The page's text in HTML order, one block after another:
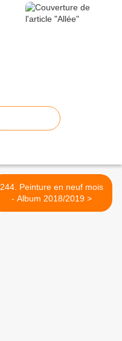
244. Peinture en neuf mois
- Album 2018/2019 >